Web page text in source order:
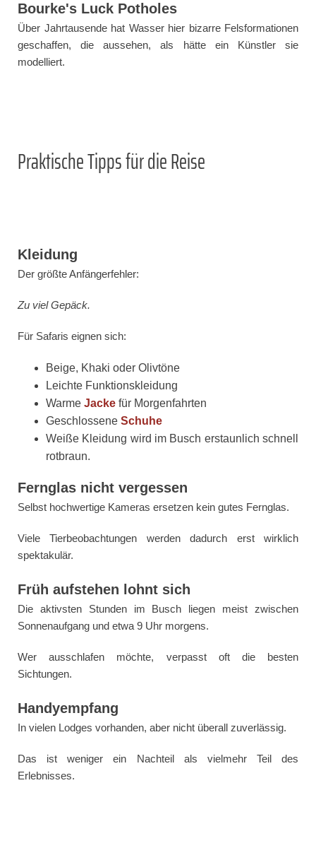
Bourke's Luck Potholes
Über Jahrtausende hat Wasser hier bizarre Felsformationen
geschaffen, die aussehen, als hätte ein Künstler sie
modelliert.
Praktische Tipps für die Reise
Kleidung
Der größte Anfängerfehler:
Zu viel Gepäck.
Für Safaris eignen sich:
Beige, Khaki oder Olivtöne
Leichte Funktionskleidung
Warme Jacke für Morgenfahrten
Geschlossene Schuhe
Weiße Kleidung wird im Busch erstaunlich schnell
rotbraun.
Fernglas nicht vergessen
Selbst hochwertige Kameras ersetzen kein gutes Fernglas.
Viele Tierbeobachtungen werden dadurch erst wirklich
spektakulär.
Früh aufstehen lohnt sich
Die aktivsten Stunden im Busch liegen meist zwischen
Sonnenaufgang und etwa 9 Uhr morgens.
Wer ausschlafen möchte, verpasst oft die besten
Sichtungen.
Handyempfang
In vielen Lodges vorhanden, aber nicht überall zuverlässig.
Das ist weniger ein Nachteil als vielmehr Teil des
Erlebnisses.